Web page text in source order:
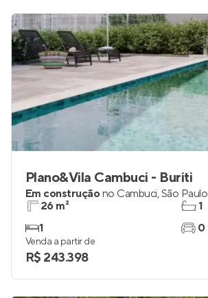
Plano&Vila Cambuci - Buriti
Em construçãono Cambuci,São Paulo
26 m²
1
1
0
Venda a partir de
R$ 243.398